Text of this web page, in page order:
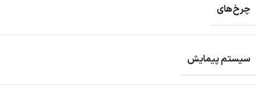
چرخ‌های
سیستم پیمایش